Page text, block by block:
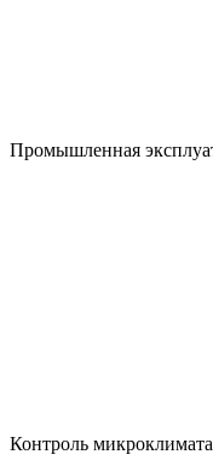
Промышленная
Контроль микроклимата